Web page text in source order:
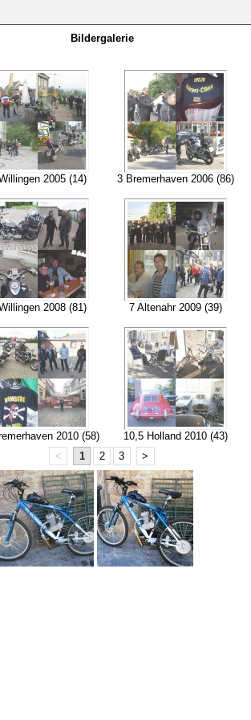
Bildergalerie
2005 (14) 3 Bremerhaven 2006 (86)
2008 (81) 7 Altenahr 2009 (39)
2010 (58) 10,5 Holland 2010 (43)
<
1 2 3 >